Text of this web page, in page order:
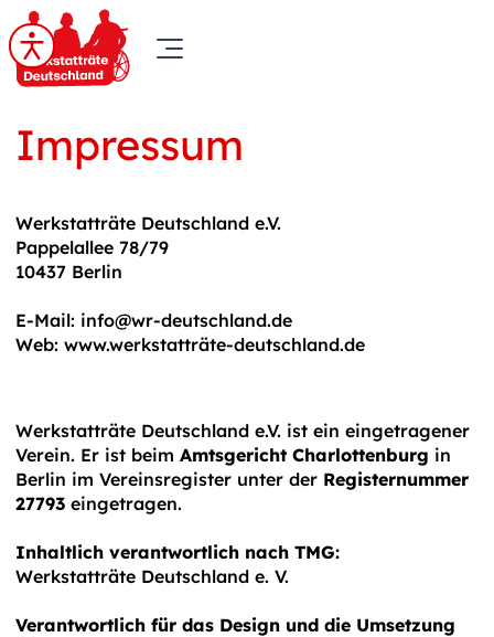
Impressum
Werkstatträte Deutschland e.V.
Pappelallee 78/79
10437 Berlin
E-Mail: info@wr-deutschland.de
Web: www.werkstatträte-deutschland.de
Werkstatträte Deutschland e.V. ist ein eingetragener
Verein. Er ist beim Amtsgericht Charlottenburg in
Berlin im Vereinsregister unter der Registernummer
27793 eingetragen.
Inhaltlich verantwortlich nach TMG:
Werkstatträte Deutschland e. V.
Verantwortlich für das Design und die Umsetzung